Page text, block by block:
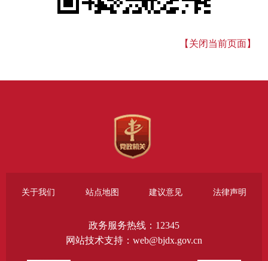
【关闭当前页面】
关于我们 站点地图 建议意见 法律声明
政务服务热线：12345
网站技术支持：web@bjdx.gov.cn